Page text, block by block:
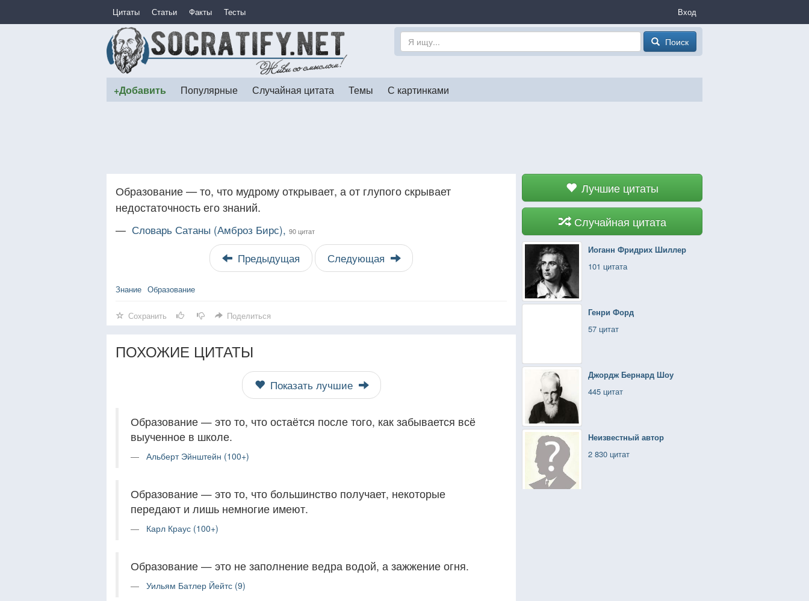
Цитаты Статьи Факты Тесты Вход
Поиск
+Добавить Популярные Случайная цитата Темы С картинками
Лучшие цитаты
Случайная цитата
Иоганн Фридрих Шиллер
101 цитата
Генри Форд
57 цитат
Джордж Бернард Шоу
445 цитат
Неизвестный автор
2 830 цитат
Образование — то, что мудрому открывает, а от глупого скрывает
недостаточность его знаний.
— Словарь Сатаны (Амброз Бирс), 90 цитат
Предыдущая Следующая
Знание Образование
Сохранить Поделиться
ПОХОЖИЕ ЦИТАТЫ
Показать лучшие
Образование — это то, что остаётся после того, как забывается всё
выученное в школе.
Альберт Эйнштейн (100+)
Образование — это то, что большинство получает, некоторые
передают и лишь немногие имеют.
Карл Краус (100+)
Образование — это не заполнение ведра водой, а зажжение огня.
Уильям Батлер Йейтс (9)